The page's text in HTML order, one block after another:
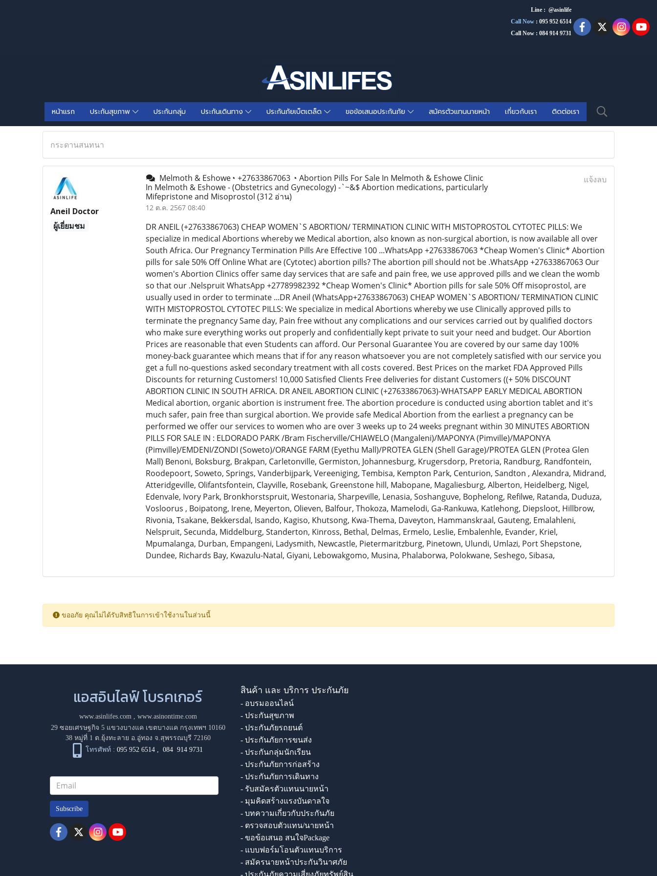
Line : @asinlife
Call Now : 095 952 6514
Call Now : 084 914 9731
หน้าแรก ประกันสุขภาพ ประกันกลุ่ม ประกันเดินทาง ประกันภัยเบ็ตเตล็ด ขอข้อเสนอประกันภัย สมัครตัวแทนนายหน้า เกี่ยวกับเรา ติดต่อเรา
กระดานสนทนา
Aneil Doctor
ผู้เยี่ยมชม
Melmoth & Eshowe◔ +27633867063 ◔ Abortion Pills For Sale In Melmoth & Eshowe Clinic
In Melmoth & Eshowe - (Obstetrics and Gynecology) -`~&$ Abortion medications, particularly
Mifepristone and Misoprostol (312 อ่าน)
12 ต.ค. 2567 08:40
แจ้งลบ
DR ANEIL (+27633867063) CHEAP WOMEN`S ABORTION/ TERMINATION CLINIC WITH MISTOPROSTOL CYTOTEC PILLS: We
specialize in medical Abortions whereby we Medical abortion, also known as non-surgical abortion, is now available all over
South Africa. Our Pregnancy Termination Pills Are Effective 100 ...WhatsApp +27633867063 *Cheap Women's Clinic* Abortion
pills for sale 50% Off Online What are (Cytotec) abortion pills? The abortion pill should not be .WhatsApp +27633867063 Our
women's Abortion Clinics offer same day services that are safe and pain free, we use approved pills and we clean the womb
so that our .Nelspruit WhatsApp +27789982392 *Cheap Women's Clinic* Abortion pills for sale 50% Off misoprostol, are
usually used in order to terminate ...DR Aneil (WhatsApp+27633867063) CHEAP WOMEN`S ABORTION/ TERMINATION CLINIC
WITH MISTOPROSTOL CYTOTEC PILLS: We specialize in medical Abortions whereby we use Clinically approved pills to
terminate the pregnancy Same day, Pain free without any complications and our services carried out by qualified doctors
who make sure everything works out properly and confidentially kept private to suit your need and budget. Our Abortion
Prices are reasonable that even Students can afford. Our Personal Guarantee You are covered by our same day 100%
money-back guarantee which means that if for any reason whatsoever you are not completely satisfied with our service you
get a full no-questions asked secondary treatment with all costs covered. Best Prices on the market FDA Approved Pills
Discounts for returning Customers! 10,000 Satisfied Clients Free deliveries for distant Customers ((+ 50% DISCOUNT
ABORTION CLINIC IN SOUTH AFRICA. DR ANEIL ABORTION CLINIC (+27633867063)-WHATSAPP EARLY MEDICAL ABORTION
Medical abortion, organic abortion is instrument free. The abortion procedure is conducted using abortion tablet and it's
much safer, pain free than surgical abortion. We provide safe Medical Abortion from the earliest a pregnancy can be
performed we offer our services to women who are over 3 weeks up to 24 weeks pregnant within 30 MINUTES ABORTION
PILLS FOR SALE IN : ELDORADO PARK /Bram Fischerville/CHIAWELO (Mangaleni)/MAPONYA (Pimville)/MAPONYA
(Pimville)/EMDENI/ZONDI (Soweto)/ORANGE FARM (Eyethu Mall)/PROTEA GLEN (Shell Garage)/PROTEA GLEN (Protea Glen
Mall) Benoni, Boksburg, Brakpan, Carletonville, Germiston, Johannesburg, Krugersdorp, Pretoria, Randburg, Randfontein,
Roodepoort, Soweto, Springs, Vanderbijpark, Vereeniging, Tembisa, Kempton Park, Centurion, Sandton , Alexandra, Midrand,
Atteridgeville, Olifantsfontein, Clayville, Rosebank, Greenstone hill, Mabopane, Magaliesburg, Alberton, Heidelberg, Nigel,
Edenvale, Ivory Park, Bronkhorstspruit, Westonaria, Sharpeville, Lenasia, Soshanguve, Bophelong, Refilwe, Ratanda, Duduza,
Vosloorus , Boipatong, Irene, Meyerton, Olieven, Balfour, Thokoza, Mamelodi, Ga-Rankuwa, Katlehong, Diepsloot, Hillbrow,
Rivonia, Tsakane, Bekkersdal, Isando, Kagiso, Khutsong, Kwa-Thema, Daveyton, Hammanskraal, Gauteng, Emalahleni,
Nelspruit, Secunda, Middelburg, Standerton, Kinross, Bethal, Delmas, Ermelo, Leslie, Embalenhle, Evander, Kriel,
Mpumalanga, Durban, Empangeni, Ladysmith, Newcastle, Pietermaritzburg, Pinetown, Ulundi, Umlazi, Port Shepstone,
Dundee, Richards Bay, Kwazulu-Natal, Giyani, Lebowakgomo, Musina, Phalaborwa, Polokwane, Seshego, Sibasa,
ขออภัย คุณไม่ได้รับสิทธิในการเข้าใช้งานในส่วนนี้
แอสอินไลฟ์ โบรคเกอร์
www.asinlifes.com, www.asinontime.com
29 ซอยเศรษฐกิจ 5 แขวงบางแค เขตบางแค กรุงเทพฯ 10160
38 หมู่ที่ 1 ต.ยุ้งทะลาย อ.อู่ทอง จ.สุพรรณบุรี 72160
โทรศัพท์ : 095 952 6514 ,084 914 9731
Subscribe
สินค้า และ บริการ ประกันภัย
- อบรมออนไลน์
- ประกันสุขภาพ
- ประกันภัยรถยนต์
- ประกันภัยการขนส่ง
- ประกันกลุ่มนักเรียน
- ประกันภัยการก่อสร้าง
- ประกันภัยการเดินทาง
- รับสมัครตัวแทนนายหน้า
- มุมคิดสร้างแรงบันดาลใจ
- บทความเกี่ยวกับประกันภัย
- ตรวจสอบตัวแทน/นายหน้า
- ขอข้อเสนอ สนใจPackage
- แบบฟอร์มโอนตัวแทนบริการ
- สมัครนายหน้าประกันวินาศภัย
- ประกันภัยความเสี่ยงภัยทรัพย์สิน